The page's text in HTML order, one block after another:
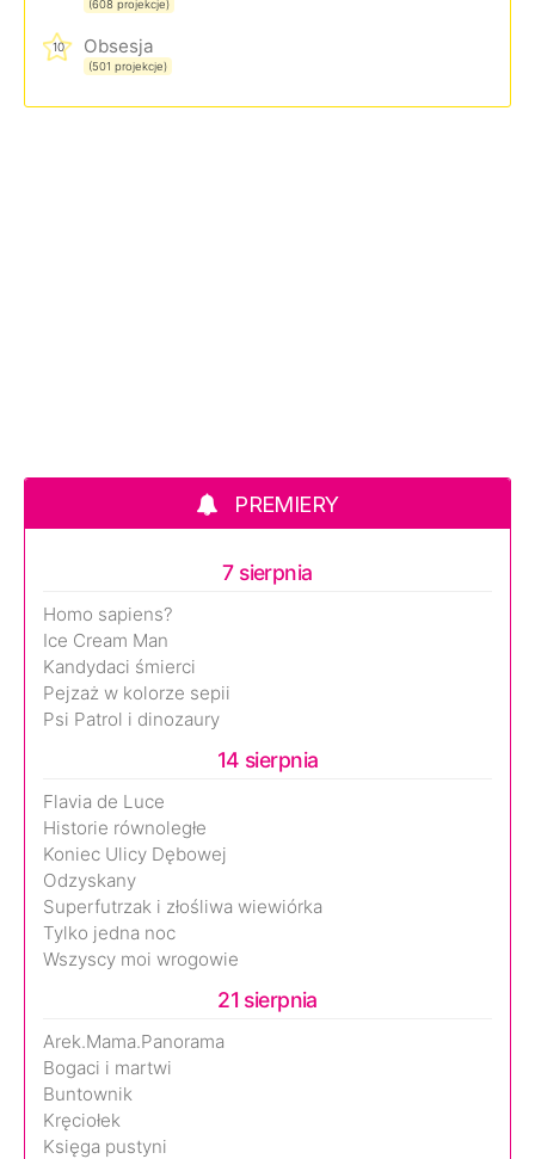
(608 projekcje)
10 Obsesja
(501 projekcje)
PREMIERY
7 sierpnia
Homo sapiens?
Ice Cream Man
Kandydaci śmierci
Pejzaż w kolorze sepii
Psi Patrol i dinozaury
14 sierpnia
Flavia de Luce
Historie równoległe
Koniec Ulicy Dębowej
Odzyskany
Superfutrzak i złośliwa wiewiórka
Tylko jedna noc
Wszyscy moi wrogowie
21 sierpnia
Arek.Mama.Panorama
Bogaci i martwi
Buntownik
Kręciołek
Księga pustyni